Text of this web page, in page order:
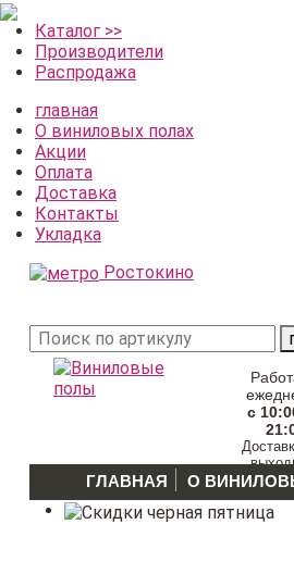
Каталог >>
Производители
Распродажа
главная
О виниловых полах
Акции
Оплата
Доставка
Контакты
Укладка
Ростокино
с
ГЛАВНАЯ О